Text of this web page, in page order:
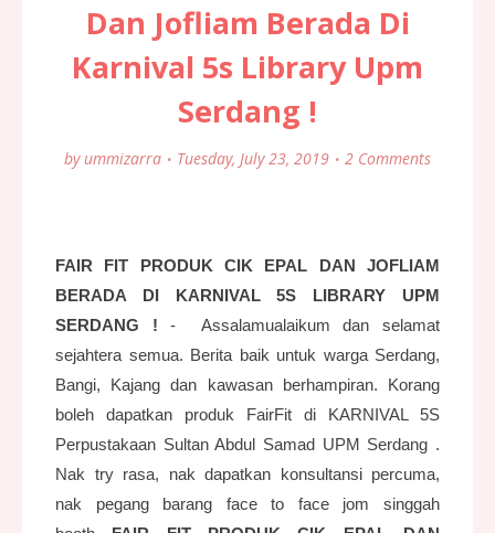
Dan Jofliam Berada Di
Karnival 5s Library Upm
Serdang !
by ummizarra Tuesday, July 23, 2019 2 Comments
FAIR FIT PRODUK CIK EPAL DAN JOFLIAM
BERADA DI KARNIVAL 5S LIBRARY UPM
SERDANG ! - Assalamualaikum dan selamat
sejahtera semua. Berita baik untuk warga Serdang,
Bangi, Kajang dan kawasan berhampiran. Korang
boleh dapatkan produk FairFit di KARNIVAL 5S
Perpustakaan Sultan Abdul Samad UPM Serdang .
Nak try rasa, nak dapatkan konsultansi percuma,
nak pegang barang face to face jom singgah